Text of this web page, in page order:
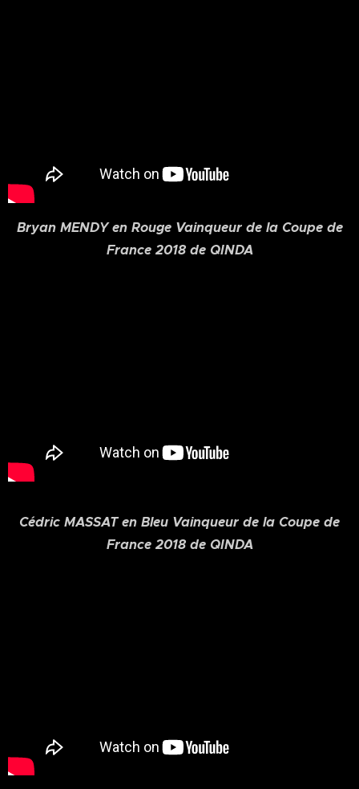
Bryan MENDY en Rouge Vainqueur de la Coupe de
France 2018 de QINDA
Cédric MASSAT en Bleu Vainqueur de la Coupe de
France 2018 de QINDA